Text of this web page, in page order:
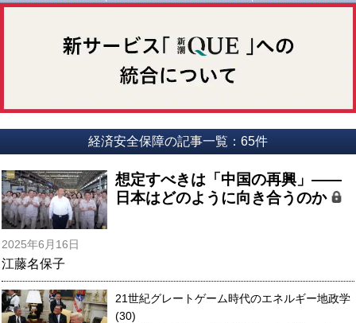
経済安全保障の記事一覧：65件
想定すべきは「中国の再興」――
日本はどのように向き合うのか
2025年6月16日
江藤名保子
21世紀グレートゲーム時代のエネルギー地政学
(30)